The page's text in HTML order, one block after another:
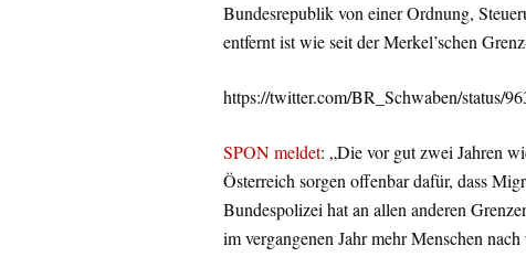
Bundesrepublik von einer Ordnung,
entfernt ist wie seit der Merkel’schen
https://twitter.com/BR_Schwaben/status/
SPON meldet: „Die vor gut zwei Jahren
Österreich sorgen offenbar dafür, dass
Bundespolizei hat an allen anderen
im vergangenen Jahr mehr Menschen